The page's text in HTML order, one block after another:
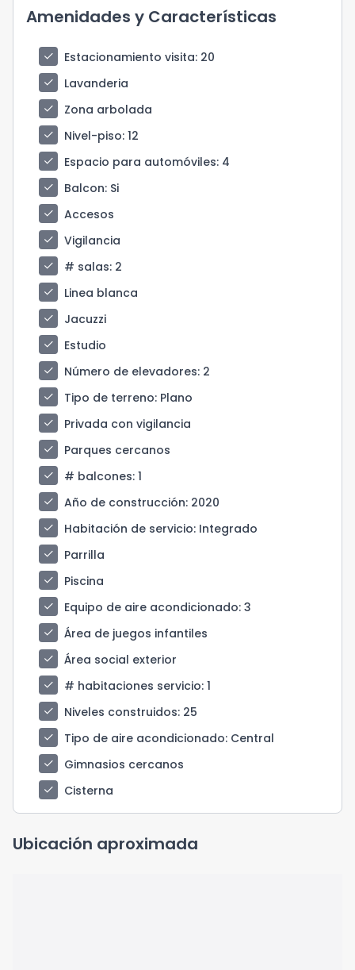
Amenidades y Características
check Estacionamiento visita: 20
check
Lavanderia
check
Zona arbolada
check
Nivel-piso: 12
check
Espacio para automóviles: 4
check
Balcon: Si
check
Accesos
check
Vigilancia
check
# salas: 2
check
Linea blanca
check
Jacuzzi
check
Estudio
check
Número de elevadores: 2
check
Tipo de terreno: Plano
check
Privada con vigilancia
check
Parques cercanos
check
# balcones: 1
check
Año de construcción: 2020
check
Habitación de servicio: Integrado
check
Parrilla
check
Piscina
check
Equipo de aire acondicionado: 3
check
Área de juegos infantiles
check
Área social exterior
check
# habitaciones servicio: 1
check
Niveles construidos: 25
check
Tipo de aire acondicionado: Central
check
Gimnasios cercanos
check
Cisterna
Ubicación aproximada